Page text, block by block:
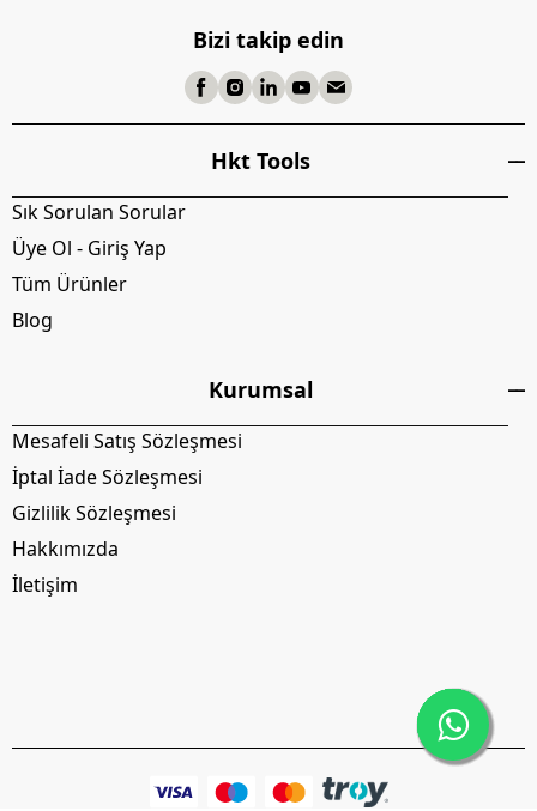
Bizi takip edin
Hkt Tools
Sık Sorulan Sorular
Üye Ol - Giriş Yap
Tüm Ürünler
Blog
Kurumsal
Mesafeli Satış Sözleşmesi
İptal İade Sözleşmesi
Gizlilik Sözleşmesi
Hakkımızda
İletişim